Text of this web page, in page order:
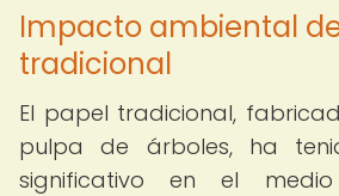
Impacto ambiental
tradicional
El papel tradicional,
pulpa de árboles, ha
significativo en el